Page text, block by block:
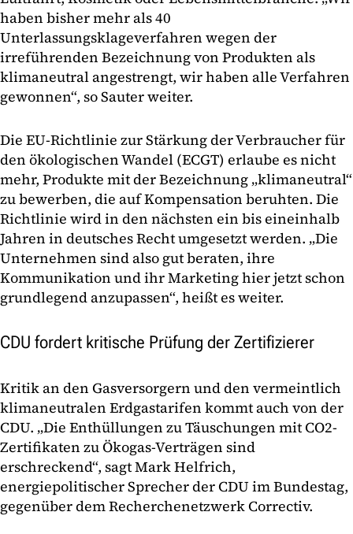
haben bisher mehr als 40
Unterlassungsklageverfahren wegen der
irreführenden Bezeichnung von Produkten als
klimaneutral angestrengt, wir haben alle Verfahren
gewonnen“, so Sauter weiter.
Die EU-Richtlinie zur Stärkung der Verbraucher für
den ökologischen Wandel (ECGT) erlaube es nicht
mehr, Produkte mit der Bezeichnung „klimaneutral“
zu bewerben, die auf Kompensation beruhten. Die
Richtlinie wird in den nächsten ein bis eineinhalb
Jahren in deutsches Recht umgesetzt werden. „Die
Unternehmen sind also gut beraten, ihre
Kommunikation und ihr Marketing hier jetzt schon
grundlegend anzupassen“, heißt es weiter.
CDU fordert kritische Prüfung der Zertifizierer
Kritik an den Gasversorgern und den vermeintlich
klimaneutralen Erdgastarifen kommt auch von der
CDU. „Die Enthüllungen zu Täuschungen mit CO2-
Zertifikaten zu Ökogas-Verträgen sind
erschreckend“, sagt Mark Helfrich,
energiepolitischer Sprecher der CDU im Bundestag,
gegenüber dem Recherchenetzwerk Correctiv.